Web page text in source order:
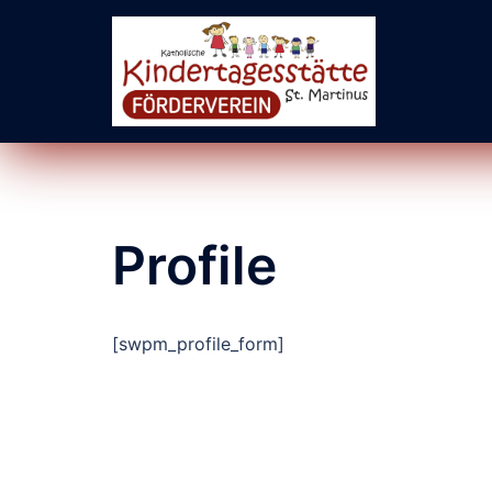
Profile
[swpm_profile_form]